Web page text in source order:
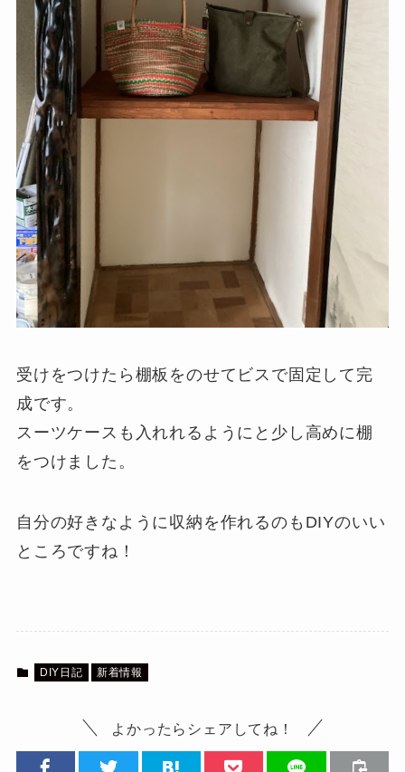
受けをつけたら棚板をのせてビスで固定して完
成です。
スーツケースも入れれるようにと少し高めに棚
をつけました。
自分の好きなように収納を作れるのもDIYのいい
ところですね！
DIY日記 新着情報
よかったらシェアしてね！